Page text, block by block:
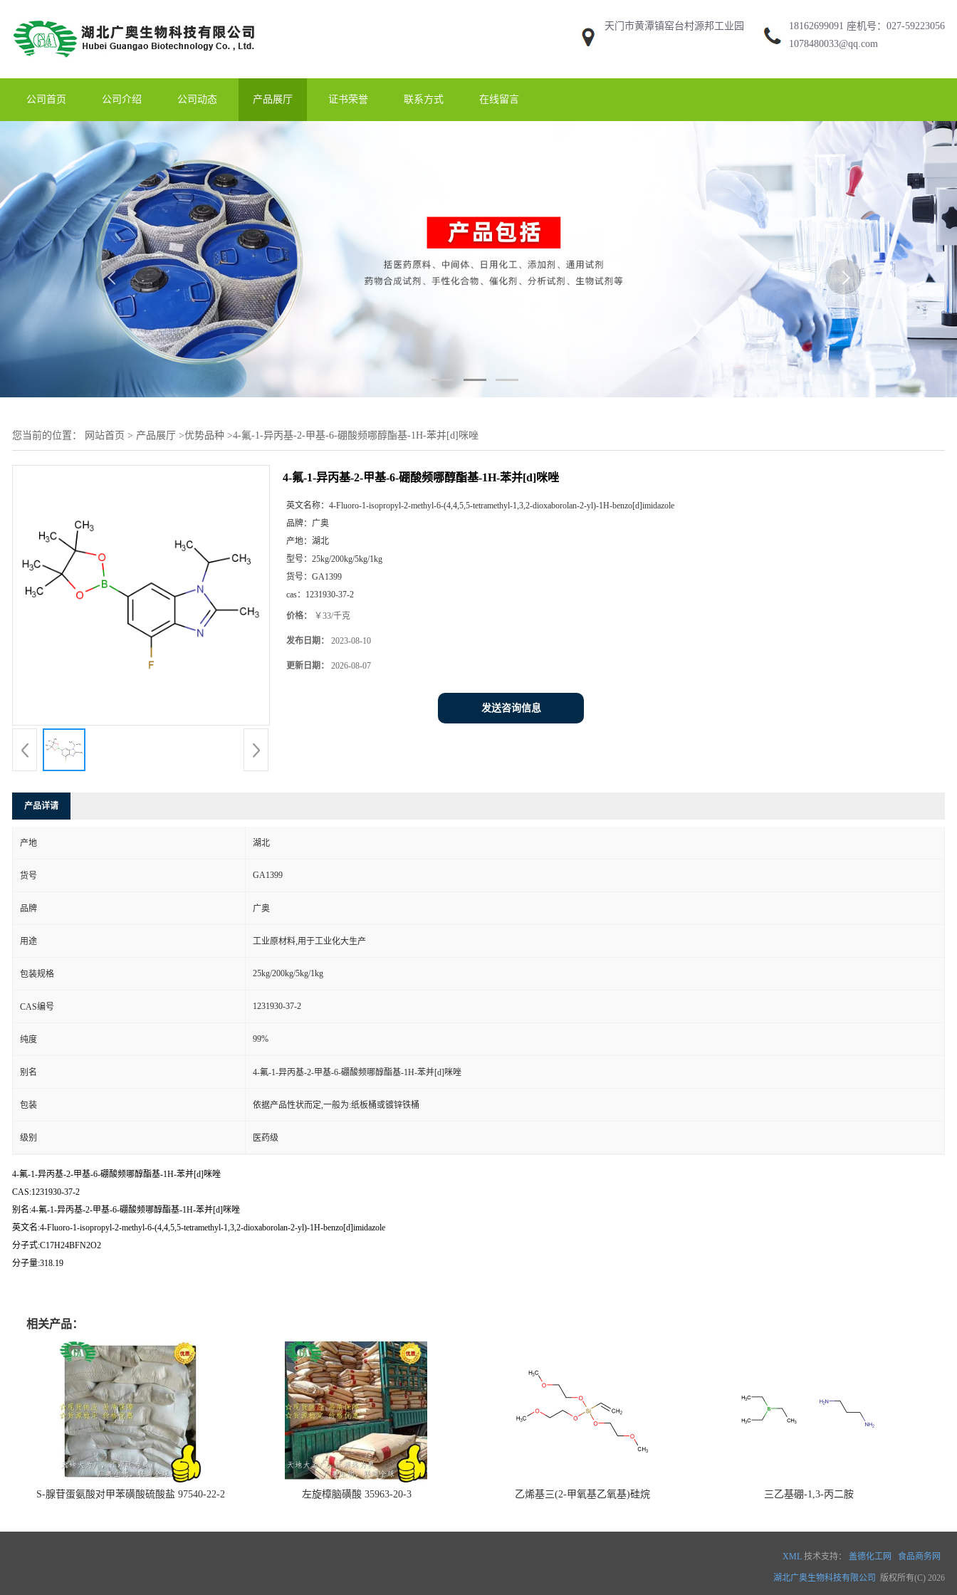
天门市黄潭镇窑台村源邦工业园
18162699091 座机号：027-59223056
1078480033@qq.com
公司首页 公司介绍 公司动态 产品展厅 证书荣誉 联系方式 在线留言
您当前的位置： 网站首页 > 产品展厅 >优势品种 >4-氟-1-异丙基-2-甲基-6-硼酸频哪醇酯基-1H-苯并[d]咪唑
4-氟-1-异丙基-2-甲基-6-硼酸频哪醇酯基-1H-苯并[d]咪唑
英文名称： 4-Fluoro-1-isopropyl-2-methyl-6-(4,4,5,5-tetramethyl-1,3,2-dioxaborolan-2-yl)-1H-benzo[d]imidazole
品牌： 广奥
产地： 湖北
型号： 25kg/200kg/5kg/1kg
货号： GA1399
cas： 1231930-37-2
价格： ￥33/千克
发布日期： 2023-08-10
更新日期： 2026-08-07
发送咨询信息
产品详请
产地 湖北
货号 GA1399
品牌 广奥
用途 工业原材料,用于工业化大生产
包装规格 25kg/200kg/5kg/1kg
CAS编号 1231930-37-2
纯度 99%
别名 4-氟-1-异丙基-2-甲基-6-硼酸频哪醇酯基-1H-苯并[d]咪唑
包装 依据产品性状而定,一般为:纸板桶或镀锌铁桶
级别 医药级
4-氟-1-异丙基-2-甲基-6-硼酸频哪醇酯基-1H-苯并[d]咪唑
CAS:1231930-37-2
别名:4-氟-1-异丙基-2-甲基-6-硼酸频哪醇酯基-1H-苯并[d]咪唑
英文名:4-Fluoro-1-isopropyl-2-methyl-6-(4,4,5,5-tetramethyl-1,3,2-dioxaborolan-2-yl)-1H-benzo[d]imidazole
分子式:C17H24BFN2O2
分子量:318.19
相关产品：
S-腺苷蛋氨酸对甲苯磺酸硫酸盐 97540-22-2 左旋樟脑磺酸 35963-20-3 乙烯基三(2-甲氧基乙氧基)硅烷 三乙基硼-1,3-丙二胺
XML 技术支持： 盖德化工网 食品商务网
湖北广奥生物科技有限公司 版权所有(C) 2026